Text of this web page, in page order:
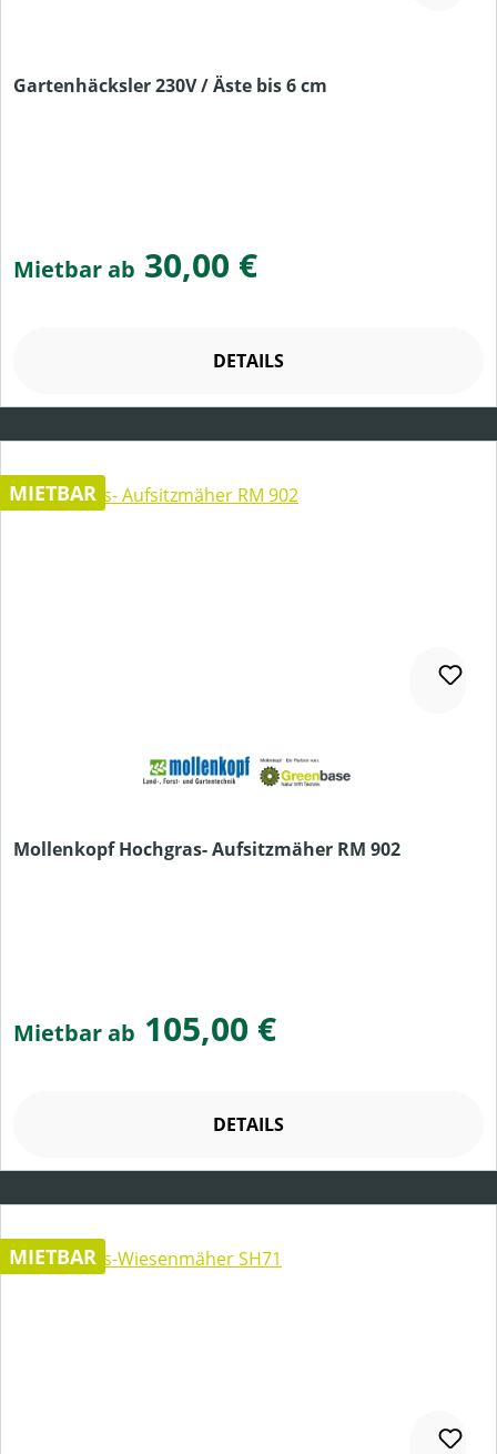
Gartenhäcksler 230V / Äste bis 6 cm
Mietbar ab 30,00 €
DETAILS
MIETBAR
Mollenkopf Hochgras- Aufsitzmäher RM 902
Mietbar ab 105,00 €
DETAILS
MIETBAR